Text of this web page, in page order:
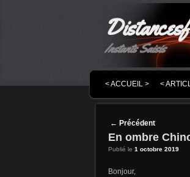
Instants Saisis
MASQUER LA
MASQUER LA
< ACCUEIL > <
Post navigation
← Précédent
En ombre
Publié le 1 octobre 2019
Bonjour,